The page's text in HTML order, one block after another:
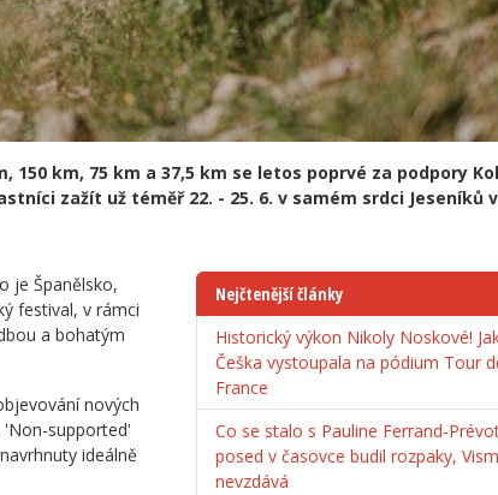
km, 75 km a 37,5 km se letos poprvé za podpory
zažít už téměř 22. - 25. 6. v samém srdci Jeseníků
je Španělsko,
festival, v rámci
a bohatým
nových
supported'
ideálně
Nejčtenější články
Historický výkon Nikoly Noskové!
Češka vystoupala na pódium Tour
France
Co se stalo s Pauline Ferrand-
posed v časovce budil rozpaky,
nevzdává